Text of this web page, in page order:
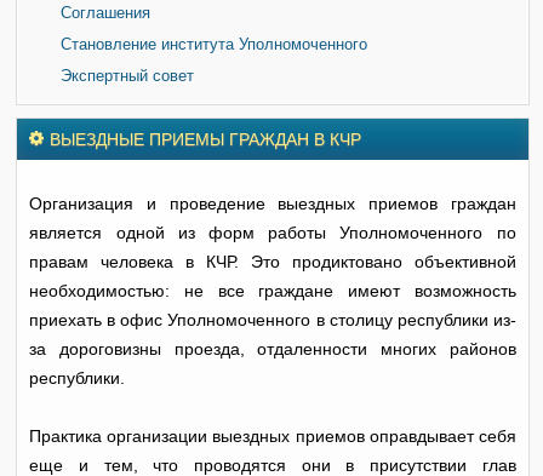
Соглашения
Становление института Уполномоченного
Экспертный совет
ВЫЕЗДНЫЕ ПРИЕМЫ ГРАЖДАН В КЧР
Организация и проведение выездных приемов граждан
является одной из форм работы Уполномоченного по
правам человека в КЧР. Это продиктовано объективной
необходимостью: не все граждане имеют возможность
приехать в офис Уполномоченного в столицу республики из-
за дороговизны проезда, отдаленности многих районов
республики.
Практика организации выездных приемов оправдывает себя
еще и тем, что проводятся они в присутствии глав